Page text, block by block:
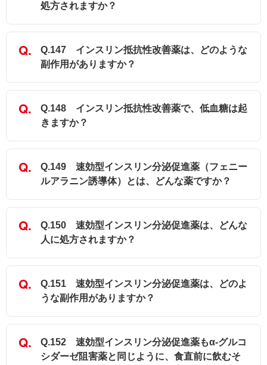
処方されますか？
Q.147 インスリン抵抗性改善薬は、どのような
副作用がありますか？
Q.148 インスリン抵抗性改善薬で、低血糖は起
きますか？
Q.149 速効型インスリン分泌促進薬（フェニー
ルアラニン誘導体）とは、どんな薬ですか？
Q.150 速効型インスリン分泌促進薬は、どんな
人に処方されますか？
Q.151 速効型インスリン分泌促進薬は、どのよ
うな副作用がありますか？
Q.152 速効型インスリン分泌促進薬もα-グルコ
シダーゼ阻害薬と同じように、食直前に飲むそ